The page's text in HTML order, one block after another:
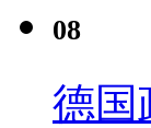
08
德国